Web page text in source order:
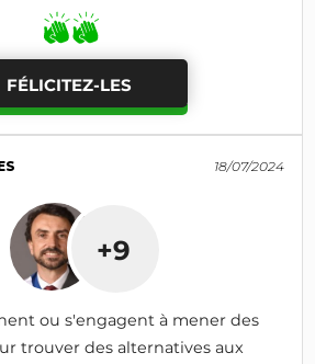
FÉLICITEZ-LES
18/07/2024
+9
ou s'engagent à mener des
trouver des alternatives aux